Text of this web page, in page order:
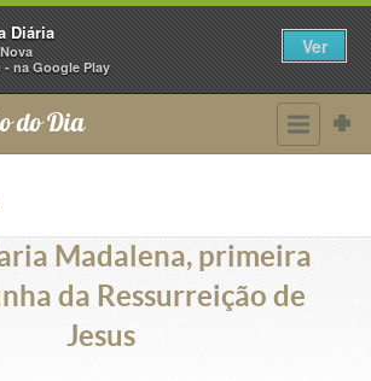
Diária
na Google Play
Ver
do Dia
Madalena, primeira
da Ressurreição de
Jesus